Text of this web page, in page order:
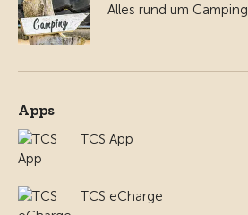
Alles rund um Camping
Apps
TCS App
TCS eCharge